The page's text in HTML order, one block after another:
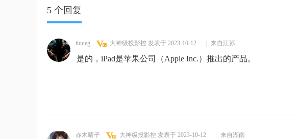
5 个回复
iiuueg 大神级投影控 发表于 2023-10-12 来自江苏
是的，iPad是苹果公司（Apple Inc.）推出的产品。
赤木晴子 大神级投影控 发表于 2023-10-12 来自湖南